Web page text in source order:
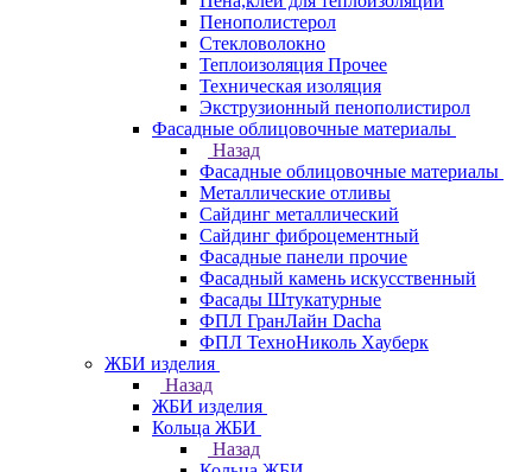
Пенополистерол
Стекловолокно
Теплоизоляция Прочее
Техническая изоляция
Экструзионный пенополистирол
Фасадные облицовочные материалы
Назад
Фасадные облицовочные материалы
Металлические отливы
Сайдинг металлический
Сайдинг фиброцементный
Фасадные панели прочие
Фасадный камень искусственный
Фасады Штукатурные
ФПЛ ГранЛайн Dacha
ФПЛ ТехноНиколь Хауберк
ЖБИ изделия
Назад
ЖБИ изделия
Кольца ЖБИ
Назад